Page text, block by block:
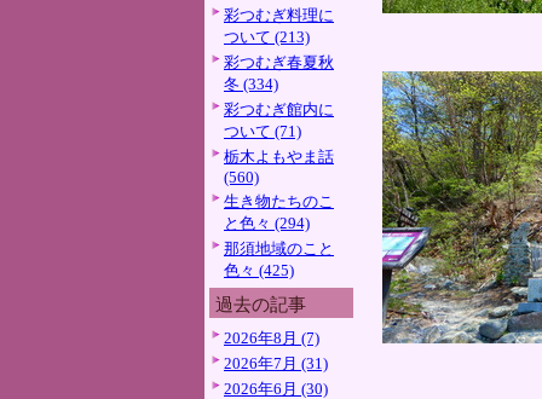
彩つむぎ料理に
ついて (213)
彩つむぎ春夏秋
冬 (334)
彩つむぎ館内に
ついて (71)
栃木よもやま話
(560)
生き物たちのこ
と色々 (294)
那須地域のこと
色々 (425)
過去の記事
2026年8月 (7)
2026年7月 (31)
2026年6月 (30)